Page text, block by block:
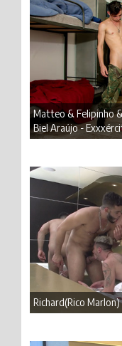
Matteo & Felipinho
Biel Araújo -
Richard(Rico